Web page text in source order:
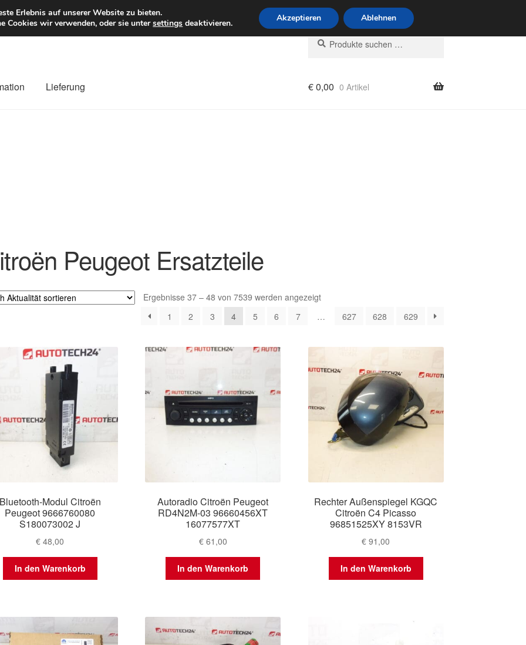
EUR Mo–Fr 9–16 Uhr · 0175 7465658
Suchen
nach:
Suchen
Lieferung €0,00 0 Artikel
Peugeot Ersatzteile
Ergebnisse 37 – 48 von 7539 werden angezeigtNach
sortiert
1 2 3 4 5 6 7 … 627 628 629
Modul Citroën
Peugeot 9666760080
S180073002 J
€ 48,00
In den Warenkorb
Autoradio Citroën Peugeot
RD4N2M-03 96660456XT
16077577XT
€61,00
In den Warenkorb
Rechter Außenspiegel KGQC
Citroën C4 Picasso
96851525XY 8153VR
€ 91,00
In den Warenkorb
Erlebnis auf unserer Website zu bieten.
Cookies wir verwenden, oder sie untersettings deaktivieren. Akzeptieren Ablehnen